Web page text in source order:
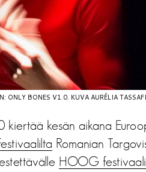
ONLY BONES V1.0. KUVA AURÉLIA TASSAFI
kesän aikana
Romanian
HOOG